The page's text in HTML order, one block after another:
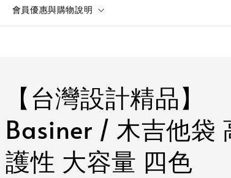
會員優惠與購物說明
【台灣設計精品】
Basiner / 木吉他袋
護性 大容量 四色